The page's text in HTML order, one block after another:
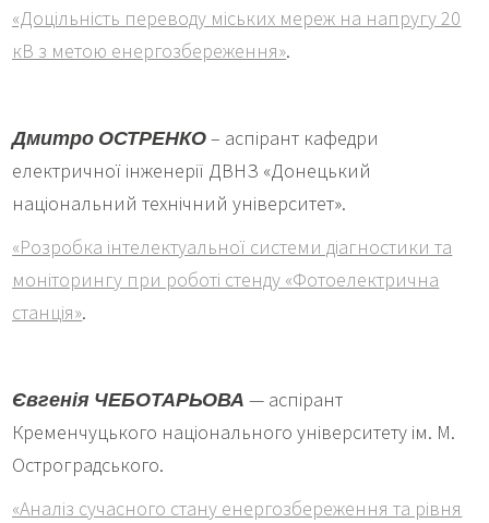
«Доцільність переводу міських мереж на напругу 20
кВ з метою енергозбереження».
Дмитро ОСТРЕНКО– аспірант кафедри
електричної інженерії ДВНЗ «Донецький
національний технічний університет».
«Розробка інтелектуальної системи діагностики та
моніторингу при роботі стенду «Фотоелектрична
станція».
Євгенія ЧЕБОТАРЬОВА — аспірант
Кременчуцького національного університету ім. М.
Остроградського.
«Аналіз сучасного стану енергозбереження та рівня